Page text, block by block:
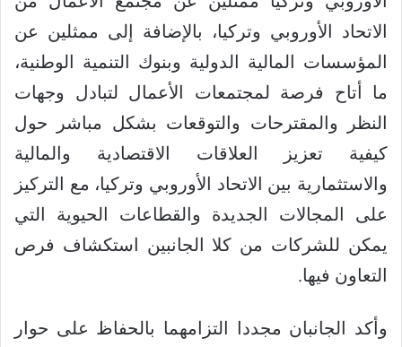
الاتحاد الأوروبي وتركيا، بالإضافة إلى ممثلين عن
المؤسسات المالية الدولية وبنوك التنمية الوطنية،
ما أتاح فرصة لمجتمعات الأعمال لتبادل وجهات
النظر والمقترحات والتوقعات بشكل مباشر حول
كيفية تعزيز العلاقات الاقتصادية والمالية
والاستثمارية بين الاتحاد الأوروبي وتركيا، مع التركيز
على المجالات الجديدة والقطاعات الحيوية التي
يمكن للشركات من كلا الجانبين استكشاف فرص
التعاون فيها.
وأكد الجانبان مجددا التزامهما بالحفاظ على حوار